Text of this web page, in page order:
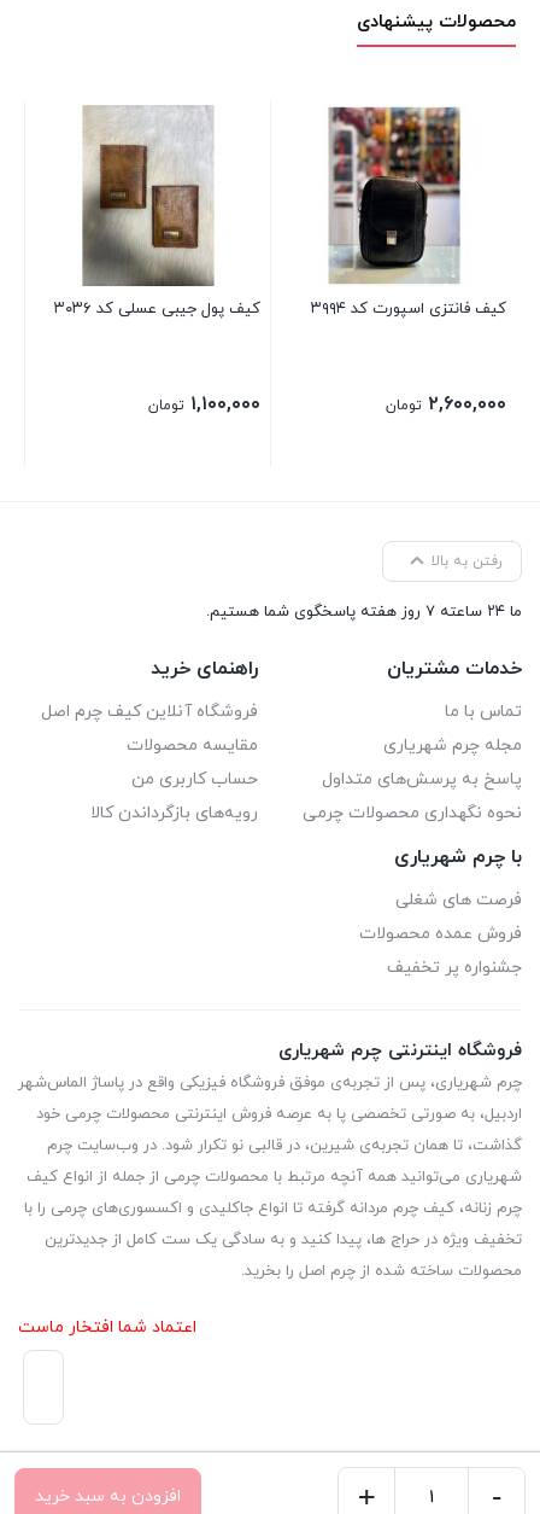
-
+ افزودن به سبد خرید
محصولات پیشنهادی
کیف فانتزی اسپورت کد ۳۹۹۴
۲,۶۰۰,۰۰۰ تومان
کیف پول جیبی عسلی کد ۳۰۳۶
۱,۱۰۰,۰۰۰ تومان
رفتن به بالا
ما ۲۴ ساعته ۷ روز هفته پاسخگوی شما هستیم.
خدمات مشتریان
تماس با ما
مجله چرم شهریاری
پاسخ به پرسش‌های متداول
نحوه نگهداری محصولات چرمی
راهنمای خرید
فروشگاه آنلاین کیف چرم اصل
مقایسه محصولات
حساب کاربری من
رویه‌های بازگرداندن کالا
با چرم شهریاری
فرصت های شغلی
فروش عمده محصولات
جشنواره پر تخفیف
فروشگاه اینترنتی چرم شهریاری
چرم شهریاری، پس از تجربه‌ی موفق فروشگاه فیزیکی واقع در پاساژ الماس‌شهر
اردبیل، به صورتی تخصصی پا به عرصه فروش اینترنتی محصولات چرمی خود
گذاشت، تا همان تجربه‌ی شیرین، در قالبی نو تکرار شود. در وب‌سایت چرم
شهریاری می‌توانید همه آنچه مرتبط با محصولات چرمی از جمله از انواع کیف
چرم زنانه، کیف چرم مردانه گرفته تا انواع جاکلیدی و اکسسوری‌های چرمی را با
تخفیف ویژه در حراج ها، پیدا کنید و به سادگی یک ست کامل از جدیدترین‌
محصولات ساخته شده از چرم اصل را بخرید.
اعتماد شما افتخار ماست